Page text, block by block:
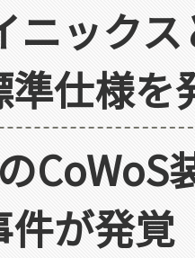
ニック
仕様を
件が発覚